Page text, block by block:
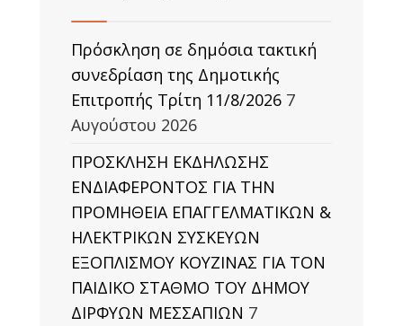
Πρόσκληση σε δημόσια τακτική
συνεδρίαση της Δημοτικής
Επιτροπής Τρίτη 11/8/2026 7
Αυγούστου 2026
ΠΡΟΣΚΛΗΣΗ ΕΚΔΗΛΩΣΗΣ
ΕΝΔΙΑΦΕΡΟΝΤΟΣ ΓΙΑ ΤΗΝ
ΠΡΟΜΗΘΕΙΑ ΕΠΑΓΓΕΛΜΑΤΙΚΩΝ &
ΗΛΕΚΤΡΙΚΩΝ ΣΥΣΚΕΥΩΝ
ΕΞΟΠΛΙΣΜΟΥ ΚΟΥΖΙΝΑΣ ΓΙΑ ΤΟΝ
ΠΑΙΔΙΚΟ ΣΤΑΘΜΟ ΤΟΥ ΔΗΜΟΥ
ΔΙΡΦΥΩΝ ΜΕΣΣΑΠΙΩΝ 7